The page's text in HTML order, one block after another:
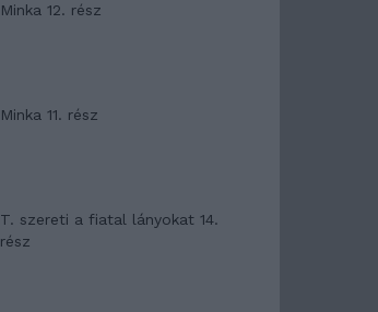
Minka 12. rész
Minka 11. rész
T. szereti a fiatal lányokat 14.
rész